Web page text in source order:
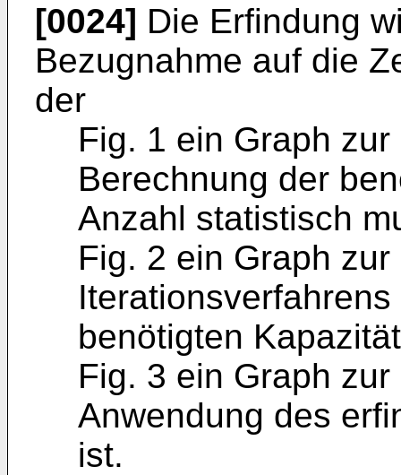
[0024] Die Erfindung
Bezugnahme auf die
der
Fig. 1 ein Graph
Berechnung der
Anzahl statistisch
Fig. 2 ein Graph
benötigten
Fig. 3 ein Graph
Anwendung des
ist.